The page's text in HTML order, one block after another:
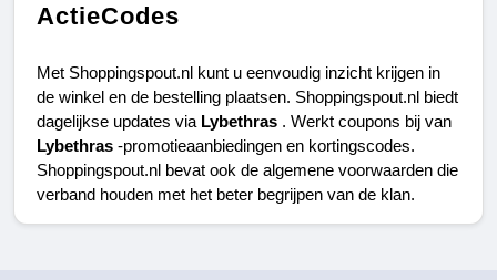
ActieCodes
Met Shoppingspout.nl kunt u eenvoudig inzicht krijgen in
de winkel en de bestelling plaatsen. Shoppingspout.nl biedt
dagelijkse updates via Lybethras
Lybethras -promotieaanbiedingen en kortingscodes.
Shoppingspout.nl bevat ook de algemene voorwaarden die
verband houden met het beter begrijpen van de klan.